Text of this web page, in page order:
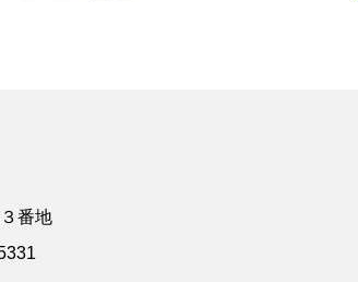
番地